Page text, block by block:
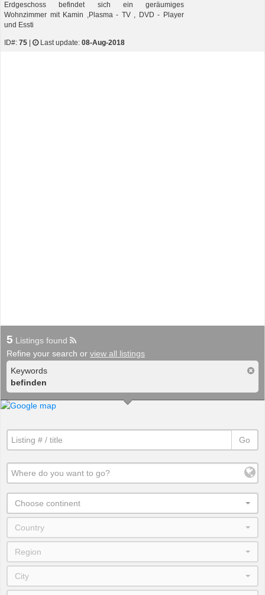
Erdgeschoss befindet sich ein geräumiges
Wohnzimmer mit Kamin ,Plasma - TV , DVD - Player
und Essti
ID#: 75 Last update: 08-Aug-2018
5 Listings found
Refine your search or view all listings
Keywords
befinden
Go
Choose continent
Country
Region
City